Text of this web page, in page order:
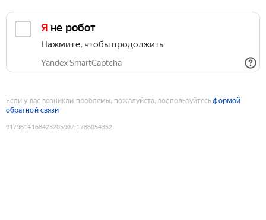
Я не робот
Нажмите, чтобы продолжить
Yandex SmartCaptcha
Если у вас возникли проблемы, пожалуйста, воспользуйтесьформой
обратной связи
9179614168423205907:1786054352